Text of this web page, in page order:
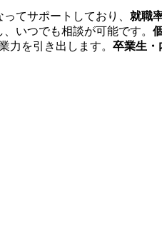
てサポートしており、 就職
いつでも相談が可能です。
力を引き出します。 卒業生・